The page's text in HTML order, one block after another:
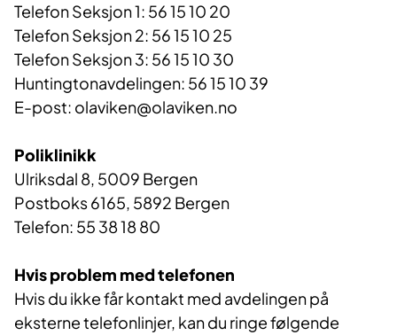
Telefon Seksjon 1: 56 15 10 20
Telefon Seksjon 2: 56 15 10 25
Telefon Seksjon 3: 56 15 10 30
Huntingtonavdelingen: 56 15 10 39
E-post: olaviken@olaviken.no
Poliklinikk
Ulriksdal 8, 5009 Bergen
Postboks 6165, 5892 Bergen
Telefon: 55 38 18 80
Hvis problem med telefonen
Hvis du ikke får kontakt med avdelingen på
eksterne telefonlinjer, kan du ringe følgende